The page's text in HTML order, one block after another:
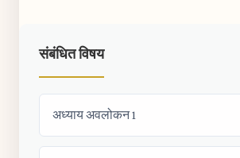
संबंधित विषय
अध्याय अवलोकन 1